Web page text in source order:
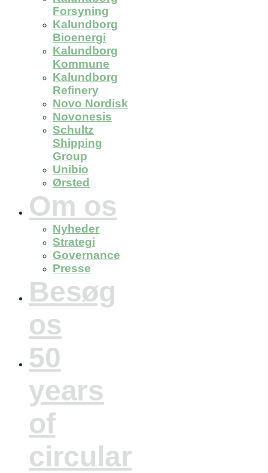
Forsyning
Kalundborg
Bioenergi
Kalundborg
Kommune
Kalundborg
Refinery
Novo Nordisk
Novonesis
Schultz
Shipping
Group
Unibio
Ørsted
Om os
Nyheder
Strategi
Governance
Presse
Besøg
os
50
years
of
circular